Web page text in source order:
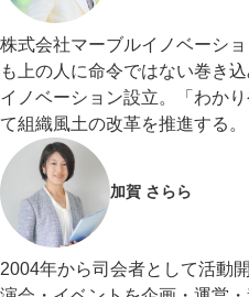
株式会社マーブルイノベーシ
も上の人に命令ではない巻き
イノベーション設立。「わか
て組織風土の改革を推進する。
加賀 さらら
2004年から司会者として活動